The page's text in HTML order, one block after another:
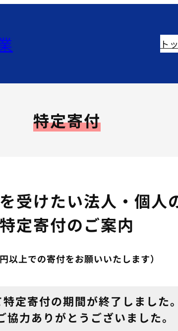
ト
特定寄付
受けたい法人・個人
特定寄付のご案内
円以上での寄付をお願いいたします）
定寄付の期間が終了しました
協力ありがとうございました。